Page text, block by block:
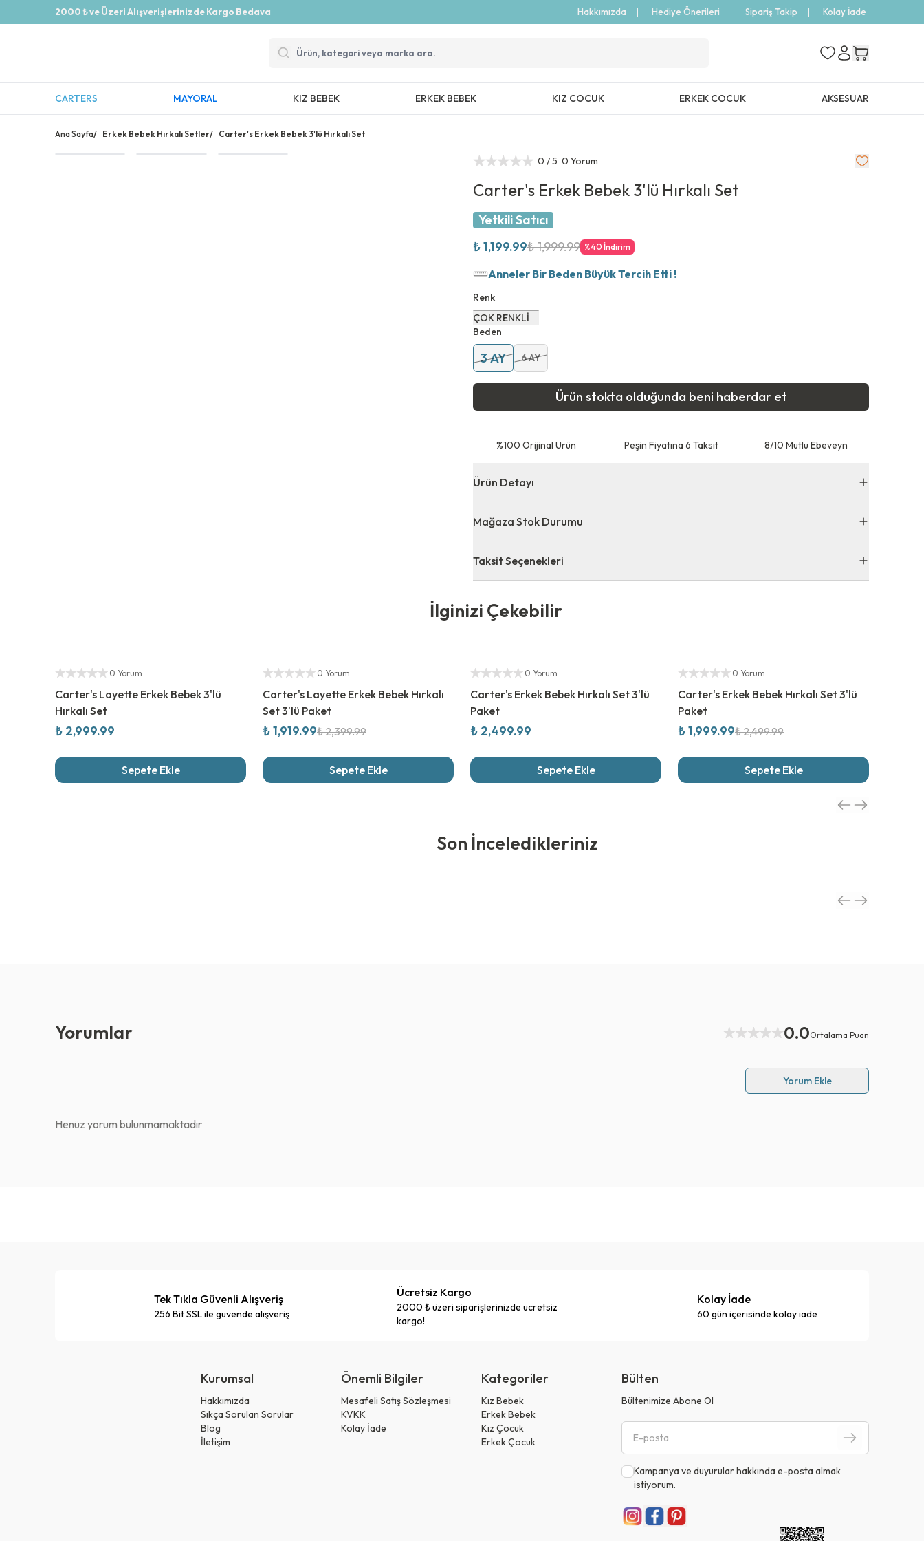
2000 ₺ ve Üzeri Alışverişlerinizde Kargo Bedava Hakkımızda Hediye Önerileri Sipariş Takip Kolay İade
CARTERS MAYORAL KIZ BEBEK ERKEK BEBEK KIZ COCUK ERKEK COCUK AKSESUAR
Ana Sayfa/ Erkek Bebek Hırkalı Setler/ Carter's Erkek Bebek 3'lü Hırkalı Set
0 / 5 0 Yorum
Carter's Erkek Bebek 3'lü Hırkalı Set
Yetkili Satıcı
₺ 1,199.99₺ 1,999.99 %40 İndirim
Anneler Bir Beden Büyük Tercih Etti !
Renk
ÇOK RENKLİ
Beden
3 AY 6 AY
Ürün stokta olduğunda beni haberdar et
⁠%100 Orijinal Ürün Peşin Fiyatına 6 Taksit 8/10 Mutlu Ebeveyn
Ürün Detayı
Mağaza Stok Durumu
Taksit Seçenekleri
İlginizi Çekebilir
0 Yorum
Carter's Layette Erkek Bebek 3'lü
Hırkalı Set
₺ 2,999.99
Sepete Ekle
Yetkili Satıcı
0 Yorum
Carter's Layette Erkek Bebek Hırkalı
Set 3'lü Paket
₺ 1,919.99₺ 2,399.99
Sepete Ekle
0 Yorum
Carter's Erkek Bebek Hırkalı Set 3'lü
Paket
₺ 2,499.99
Sepete Ekle
Yetkili Satıcı
0 Yorum
Carter's Erkek Bebek Hırkalı Set 3'lü
Paket
₺ 1,999.99₺ 2,499.99
Sepete Ekle
Son İnceledikleriniz
Yorumlar 0.0Ortalama Puan
Yorum Ekle
Henüz yorum bulunmamaktadır
Tek Tıkla Güvenli Alışveriş
256 Bit SSL ile güvende alışveriş
Ücretsiz Kargo
2000 ₺ üzeri siparişlerinizde ücretsiz
kargo!
Kolay İade
60 gün içerisinde kolay iade
Kurumsal
Hakkımızda
Sıkça Sorulan Sorular
Blog
İletişim
Önemli Bilgiler
Mesafeli Satış Sözleşmesi
KVKK
Kolay İade
Kategoriler
Kız Bebek
Erkek Bebek
Kız Çocuk
Erkek Çocuk
Bülten
Bültenimize Abone Ol
Kampanya ve duyurular hakkında e-posta almak
istiyorum.